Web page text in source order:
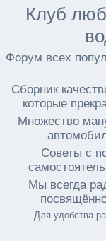
Клуб
Форум всех
Сборник
которые
Множество
Советы с
Мы всегда
Для удобства